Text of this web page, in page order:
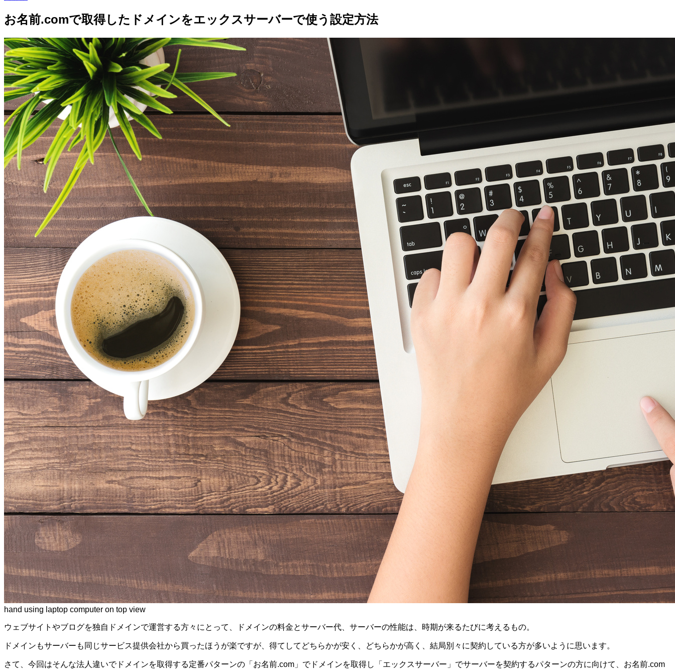
お名前.comで取得したドメインをエックスサーバーで使う設定方法
hand using laptop computer on top view
ウェブサイトやブログを独自ドメインで運営する方々にとって、ドメインの料金とサーバー代、サーバーの性能は、時期が来るたびに考えるもの。
ドメインもサーバーも同じサービス提供会社から買ったほうが楽ですが、得てしてどちらかが安く、どちらかが高く、結局別々に契約している方が多いように思います。
さて、今回はそんな法人違いでドメインを取得する定番パターンの「お名前.com」でドメインを取得し「エックスサーバー」でサーバーを契約するパターンの方に向けて、お名前.com